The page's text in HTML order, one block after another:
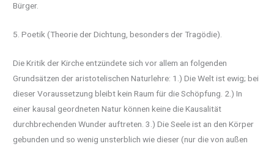
Bürger.
5. Poetik (Theorie der Dichtung, besonders der Tragödie).
Die Kritik der Kirche entzündete sich vor allem an folgenden
Grundsätzen der aristotelischen Naturlehre: 1.) Die Welt ist ewig; bei
dieser Voraussetzung bleibt kein Raum für die Schöpfung. 2.) In
einer kausal geordneten Natur können keine die Kausalität
durchbrechenden Wunder auftreten. 3.) Die Seele ist an den Körper
gebunden und so wenig unsterblich wie dieser (nur die von außen